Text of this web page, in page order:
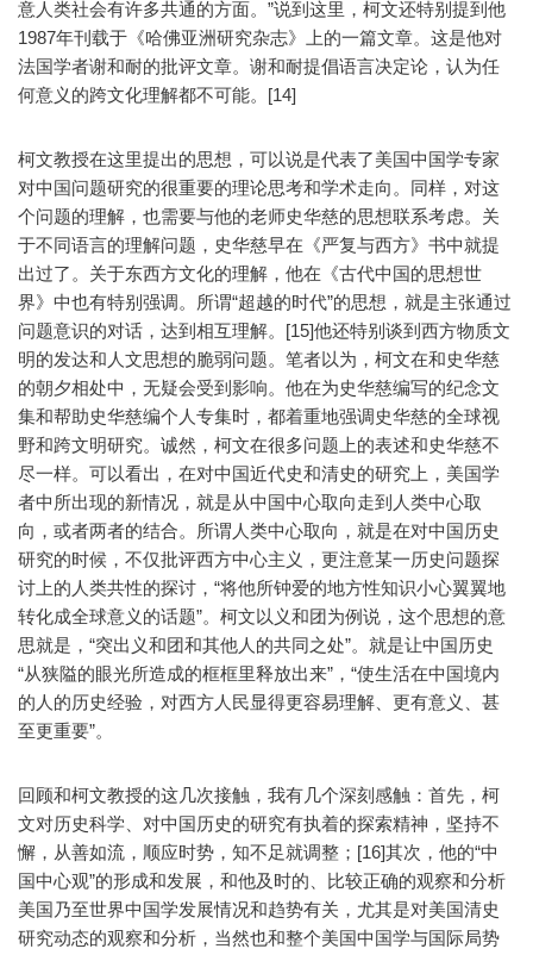
意人类社会有许多共通的方面。”说到这里，柯文还特别提到他
1987年刊载于《哈佛亚洲研究杂志》上的一篇文章。这是他对
法国学者谢和耐的批评文章。谢和耐提倡语言决定论，认为任
何意义的跨文化理解都不可能。[14]
柯文教授在这里提出的思想，可以说是代表了美国中国学专家
对中国问题研究的很重要的理论思考和学术走向。同样，对这
个问题的理解，也需要与他的老师史华慈的思想联系考虑。关
于不同语言的理解问题，史华慈早在《严复与西方》书中就提
出过了。关于东西方文化的理解，他在《古代中国的思想世
界》中也有特别强调。所谓“超越的时代”的思想，就是主张通过
问题意识的对话，达到相互理解。[15]他还特别谈到西方物质文
明的发达和人文思想的脆弱问题。笔者以为，柯文在和史华慈
的朝夕相处中，无疑会受到影响。他在为史华慈编写的纪念文
集和帮助史华慈编个人专集时，都着重地强调史华慈的全球视
野和跨文明研究。诚然，柯文在很多问题上的表述和史华慈不
尽一样。可以看出，在对中国近代史和清史的研究上，美国学
者中所出现的新情况，就是从中国中心取向走到人类中心取
向，或者两者的结合。所谓人类中心取向，就是在对中国历史
研究的时候，不仅批评西方中心主义，更注意某一历史问题探
讨上的人类共性的探讨，“将他所钟爱的地方性知识小心翼翼地
转化成全球意义的话题”。柯文以义和团为例说，这个思想的意
思就是，“突出义和团和其他人的共同之处”。就是让中国历史
“从狭隘的眼光所造成的框框里释放出来”，“使生活在中国境内
的人的历史经验，对西方人民显得更容易理解、更有意义、甚
至更重要”。
回顾和柯文教授的这几次接触，我有几个深刻感触：首先，柯
文对历史科学、对中国历史的研究有执着的探索精神，坚持不
懈，从善如流，顺应时势，知不足就调整；[16]其次，他的“中
国中心观”的形成和发展，和他及时的、比较正确的观察和分析
美国乃至世界中国学发展情况和趋势有关，尤其是对美国清史
研究动态的观察和分析，当然也和整个美国中国学与国际局势